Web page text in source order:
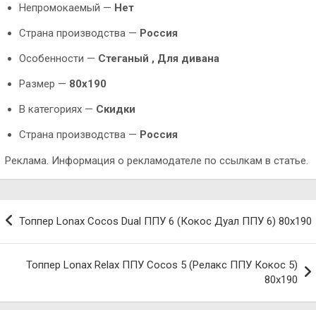
Непромокаемый — Нет
Страна производства — Россия
Особенности — Стеганый , Для дивана
Размер — 80х190
В категориях — Скидки
Страна производства — Россия
Реклама. Информация о рекламодателе по ссылкам в статье.
Топпер Lonax Cocos Dual ППУ 6 (Кокос Дуал ППУ 6) 80х190
Топпер Lonax Relax ППУ Cocos 5 (Релакс ППУ Кокос 5)
80х190